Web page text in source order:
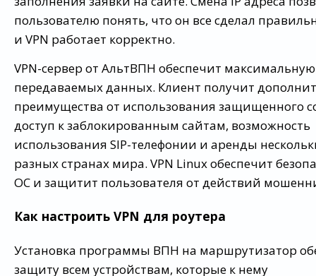
пользователю понять, что он все сделал
и VPN работает корректно.
VPN-сервер от АльтВПН обеспечит
передаваемых данных. Клиент получит
преимущества от использования защищенного
доступ к заблокированным сайтам, возможность
использования SIP-телефонии и аренды
разных странах мира. VPN Linux обеспечит
ОС и защитит пользователя от действий
Как настроить VPN для роутера
Установка программы ВПН на маршрутизатор
защиту всем устройствам, которые к нему